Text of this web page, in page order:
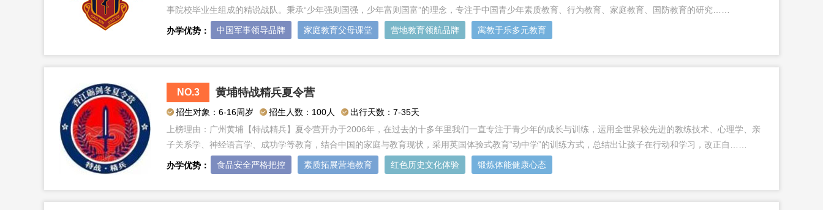
事院校毕业生组成的精说战队。秉承“少年强则国强，少年富则国富”的理念，专注于中国青少年素质教育、行为教育、家庭教育、国防教育的研究……
办学优势： 中国军事领导品牌 家庭教育父母课堂 营地教育领航品牌 寓教于乐多元教育
NO.3 黄埔特战精兵夏令营
招生对象：6-16周岁 招生人数：100人
出行天数：7-35天
上榜理由： 广州黄埔【特战精兵】夏令营开办于2006年，在过去的十多年里我们一直专注于青少年的成长与训练，运用全世界较先进的教练技术、心理学、亲
子关系学、神经语言学、成功学等教育，结合中国的家庭与教育现状，采用英国体验式教育“动中学”的训练方式，总结出让孩子在行动和学习，改正自……
办学优势： 食品安全严格把控 素质拓展营地教育 红色历史文化体验 锻炼体能健康心态